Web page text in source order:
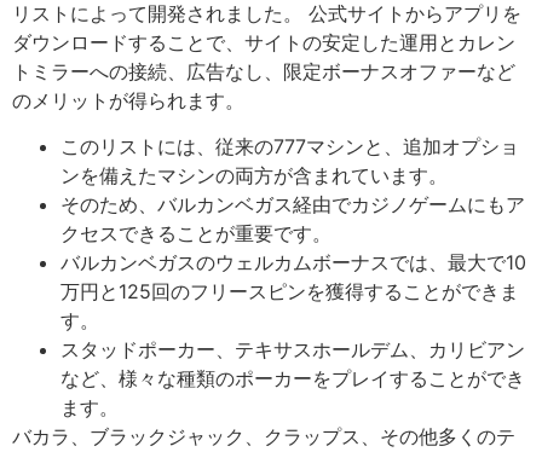
リストによって開発されました。 公式サイトからアプリを
ダウンロードすることで、サイトの安定した運用とカレン
トミラーへの接続、広告なし、限定ボーナスオファーなど
のメリットが得られます。
このリストには、従来の777マシンと、追加オプショ
ンを備えたマシンの両方が含まれています。
そのため、バルカンベガス経由でカジノゲームにもア
クセスできることが重要です。
バルカンベガスのウェルカムボーナスでは、最大で10
万円と125回のフリースピンを獲得することができま
す。
スタッドポーカー、テキサスホールデム、カリビアン
など、様々な種類のポーカーをプレイすることができ
ます。
バカラ、ブラックジャック、クラップス、その他多くのテ